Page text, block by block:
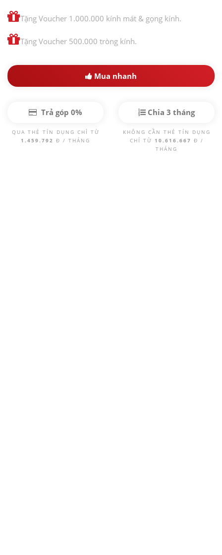
Tặng Voucher 1.000.000 kính mát & gọng kính.
Tặng Voucher 500.000 tròng kính.
Mua nhanh
Trả góp 0%
QUA THẺ TÍN DỤNG CHỈ TỪ
1.459.792 Đ / THÁNG
Chia 3 tháng
KHÔNG CẦN THẺ TÍN DỤNG
CHỈ TỪ 10.616.667 Đ /
THÁNG